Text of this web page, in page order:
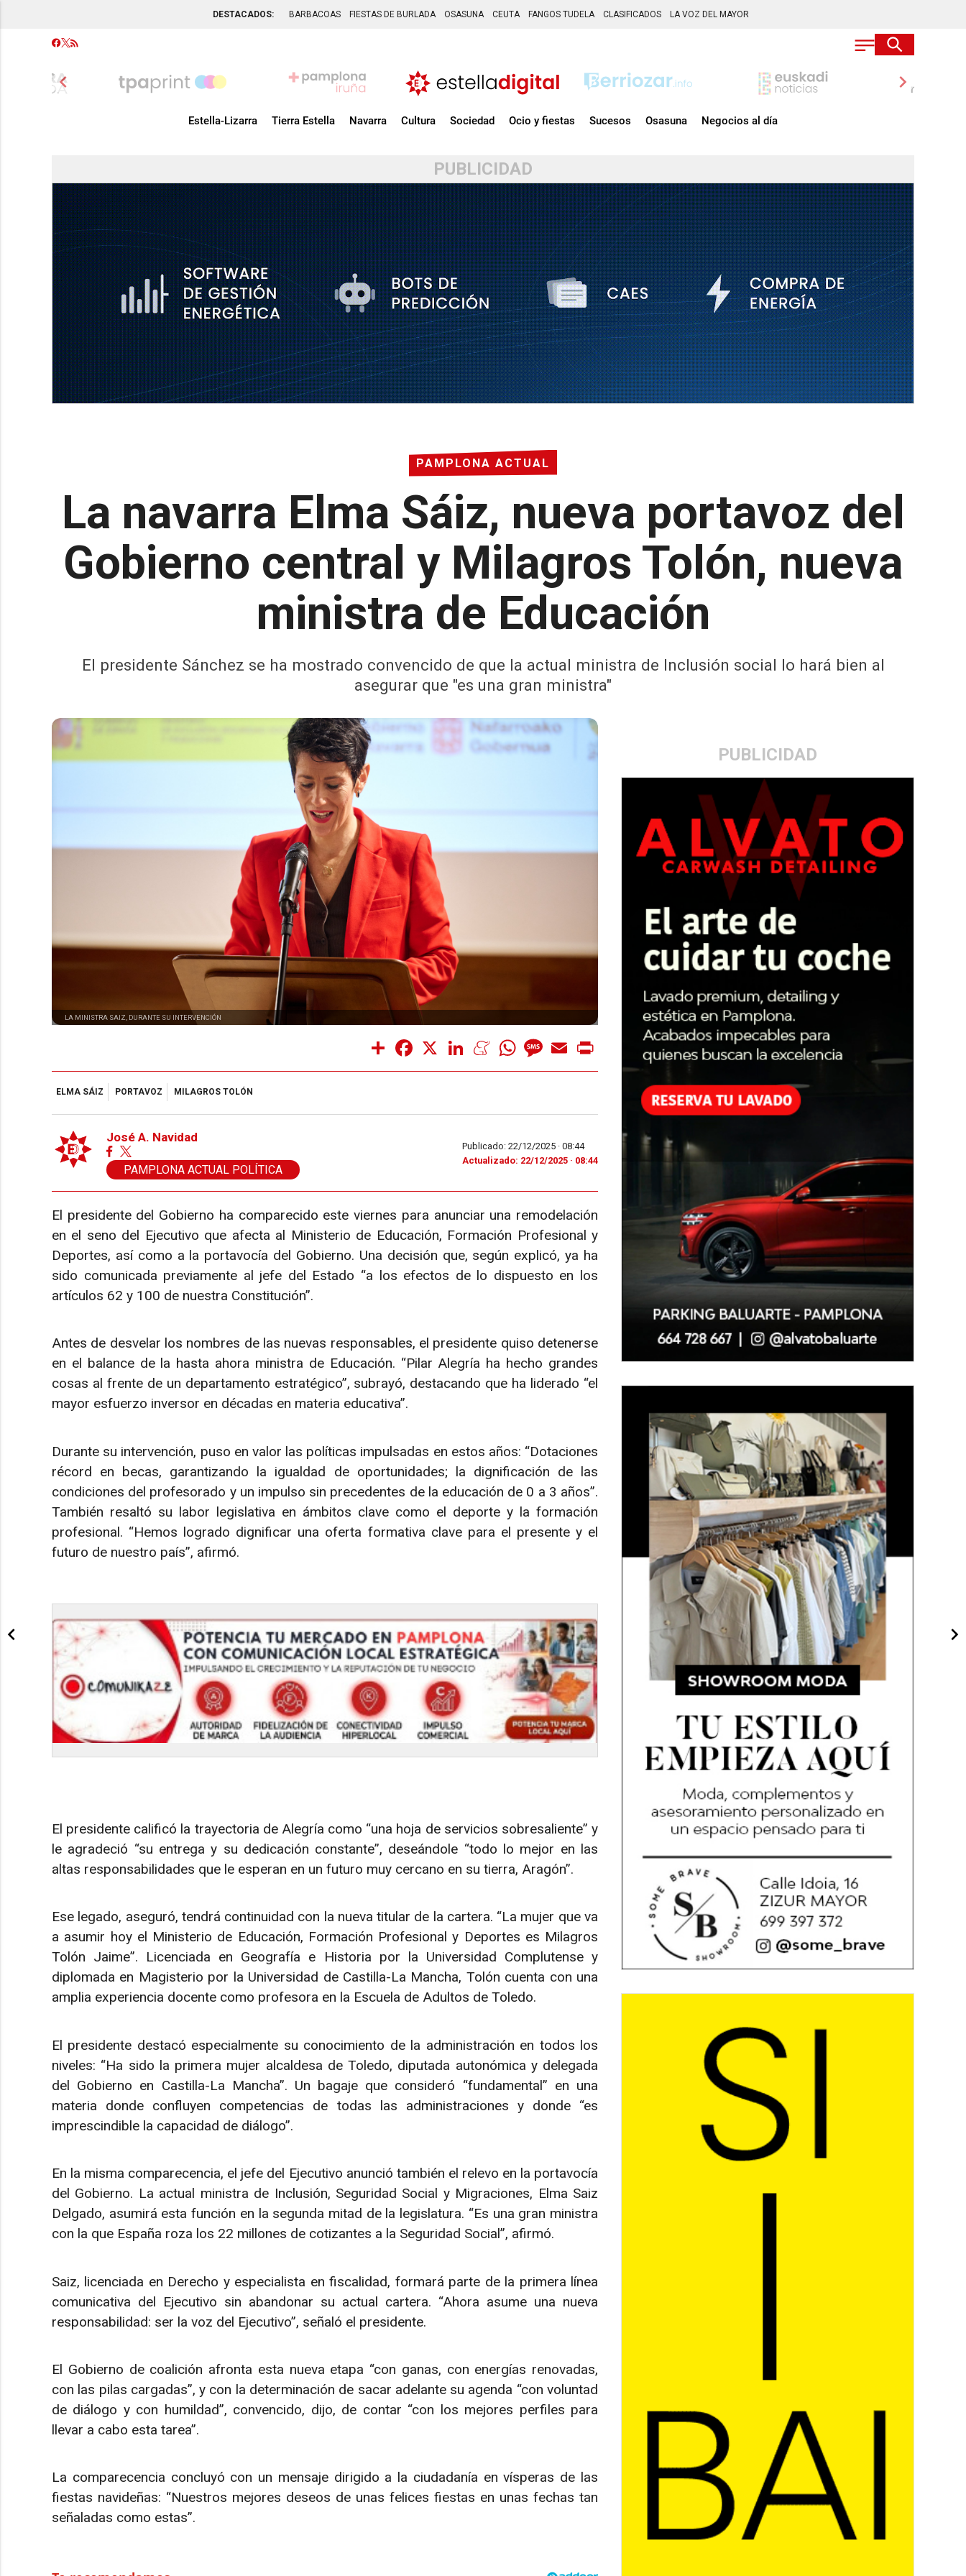
DESTACADOS: BARBACOAS FIESTAS DE BURLADA OSASUNA CEUTA FANGOS TUDELA CLASIFICADOS LA VOZ DEL MAYOR
chevron_left chevron_right
Estella-Lizarra Tierra Estella Navarra Cultura Sociedad Ocio y fiestas Sucesos Osasuna Negocios al día
PUBLICIDAD
PAMPLONA ACTUAL
La navarra Elma Sáiz, nueva portavoz del
Gobierno central y Milagros Tolón, nueva
ministra de Educación
El presidente Sánchez se ha mostrado convencido de que la actual ministra de Inclusión social lo hará bien al
asegurar que "es una gran ministra"
PUBLICIDAD
LA MINISTRA SAIZ, DURANTE SU INTERVENCIÓN
Share Facebook LinkedInMeneameWhatsAppMessage
Email
ELMA SÁIZ PORTAVOZ MILAGROS TOLÓN
José A. Navidad
PAMPLONA ACTUAL POLÍTICA
Publicado: 22/12/2025 · 08:44
Actualizado: 22/12/2025 · 08:44
El presidente del Gobierno ha comparecido este viernes para anunciar una remodelación
en el seno del Ejecutivo que afecta al Ministerio de Educación, Formación Profesional y
Deportes, así como a la portavocía del Gobierno. Una decisión que, según explicó, ya ha
sido comunicada previamente al jefe del Estado “a los efectos de lo dispuesto en los
artículos 62 y 100 de nuestra Constitución”.
Antes de desvelar los nombres de las nuevas responsables, el presidente quiso detenerse
en el balance de la hasta ahora ministra de Educación. “Pilar Alegría ha hecho grandes
cosas al frente de un departamento estratégico”, subrayó, destacando que ha liderado “el
mayor esfuerzo inversor en décadas en materia educativa”.
Durante su intervención, puso en valor las políticas impulsadas en estos años: “Dotaciones
récord en becas, garantizando la igualdad de oportunidades; la dignificación de las
condiciones del profesorado y un impulso sin precedentes de la educación de 0 a 3 años”.
También resaltó su labor legislativa en ámbitos clave como el deporte y la formación
profesional. “Hemos logrado dignificar una oferta formativa clave para el presente y el
futuro de nuestro país”, afirmó.
El presidente calificó la trayectoria de Alegría como “una hoja de servicios sobresaliente” y
le agradeció “su entrega y su dedicación constante”, deseándole “todo lo mejor en las
altas responsabilidades que le esperan en un futuro muy cercano en su tierra, Aragón”.
Ese legado, aseguró, tendrá continuidad con la nueva titular de la cartera. “La mujer que va
a asumir hoy el Ministerio de Educación, Formación Profesional y Deportes es Milagros
Tolón Jaime”. Licenciada en Geografía e Historia por la Universidad Complutense y
diplomada en Magisterio por la Universidad de Castilla-La Mancha, Tolón cuenta con una
amplia experiencia docente como profesora en la Escuela de Adultos de Toledo.
El presidente destacó especialmente su conocimiento de la administración en todos los
niveles: “Ha sido la primera mujer alcaldesa de Toledo, diputada autonómica y delegada
del Gobierno en Castilla-La Mancha”. Un bagaje que consideró “fundamental” en una
materia donde confluyen competencias de todas las administraciones y donde “es
imprescindible la capacidad de diálogo”.
En la misma comparecencia, el jefe del Ejecutivo anunció también el relevo en la portavocía
del Gobierno. La actual ministra de Inclusión, Seguridad Social y Migraciones, Elma Saiz
Delgado, asumirá esta función en la segunda mitad de la legislatura. “Es una gran ministra
con la que España roza los 22 millones de cotizantes a la Seguridad Social”, afirmó.
Saiz, licenciada en Derecho y especialista en fiscalidad, formará parte de la primera línea
comunicativa del Ejecutivo sin abandonar su actual cartera. “Ahora asume una nueva
responsabilidad: ser la voz del Ejecutivo”, señaló el presidente.
El Gobierno de coalición afronta esta nueva etapa “con ganas, con energías renovadas,
con las pilas cargadas”, y con la determinación de sacar adelante su agenda “con voluntad
de diálogo y con humildad”, convencido, dijo, de contar “con los mejores perfiles para
llevar a cabo esta tarea”.
La comparecencia concluyó con un mensaje dirigido a la ciudadanía en vísperas de las
fiestas navideñas: “Nuestros mejores deseos de unas felices fiestas en unas fechas tan
señaladas como estas”.